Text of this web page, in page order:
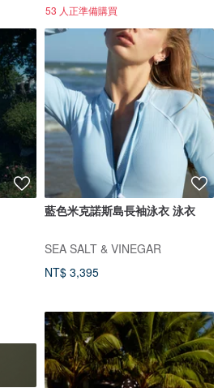
53 人正準備購買
藍色米克諾斯島長袖泳衣 泳衣
SEA SALT & VINEGAR
NT$ 3,395